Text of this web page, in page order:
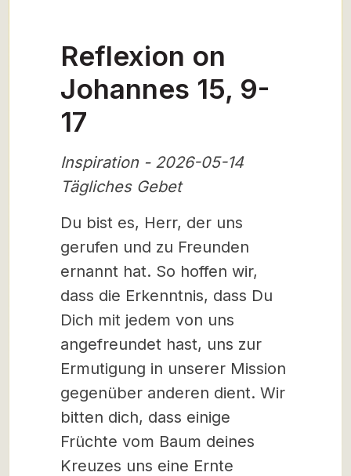
Reflexion on
Johannes 15, 9-
17
Inspiration - 2026-05-14
Tägliches Gebet
Du bist es, Herr, der uns
gerufen und zu Freunden
ernannt hat. So hoffen wir,
dass die Erkenntnis, dass Du
Dich mit jedem von uns
angefreundet hast, uns zur
Ermutigung in unserer Mission
gegenüber anderen dient. Wir
bitten dich, dass einige
Früchte vom Baum deines
Kreuzes uns eine Ernte